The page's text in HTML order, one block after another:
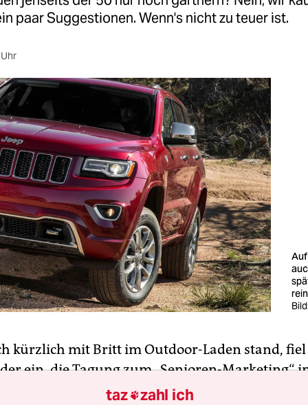
paar Suggestionen. Wenn's nicht zu teuer ist.
kürzlich mit Britt im Outdoor-Laden stand,
ein, die Tagung zum „Senioren-Marketing“
Hotel in Berlin. Es ging um die brisante
taz zahl ich